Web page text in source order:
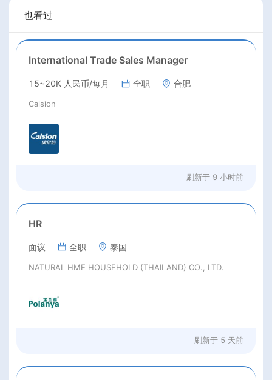
也看过
International Trade Sales Manager
15~20K 人民币/每月 全职 合肥
Calsion
刷新于 9 小时前
HR
面议 全职 泰国
NATURAL HME HOUSEHOLD (THAILAND) CO., LTD.
刷新于 5 天前